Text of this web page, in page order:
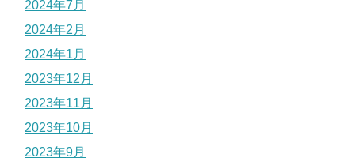
2024年7月
2024年2月
2024年1月
2023年12月
2023年11月
2023年10月
2023年9月